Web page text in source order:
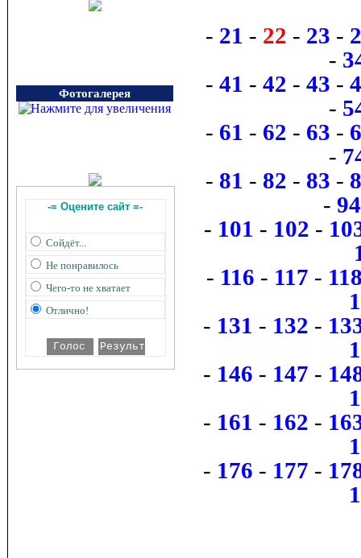
Фотогалерея
-= Оцените сайт =-
Сойдёт...
Не понравилось
Чего-то не хватает
Отлично!
- 21 - 22 - 23 -
-
- 41 - 42 - 43 -
-
- 61 - 62 - 63 -
-
- 81 - 82 - 83 -
- 94
- 101 - 102 -
- 116 - 117 -
- 131 - 132 -
- 146 - 147 -
- 161 - 162 -
- 176 - 177 -